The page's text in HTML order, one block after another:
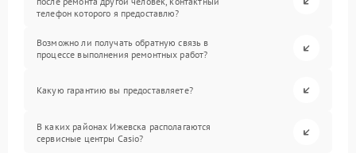
телефон которого я предоставлю?
Возможно ли получать обратную связь в
процессе выполнения ремонтных работ?
Какую гарантию вы предоставляете?
В каких районах Ижевска располагаются
сервисные центры Casio?